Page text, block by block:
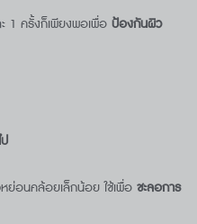
1 ครั้งก็เพียงพอเพื่อป้องกันผิว
หย่อนคล้อยเล็กน้อย ใช้เพื่อชะลอการ